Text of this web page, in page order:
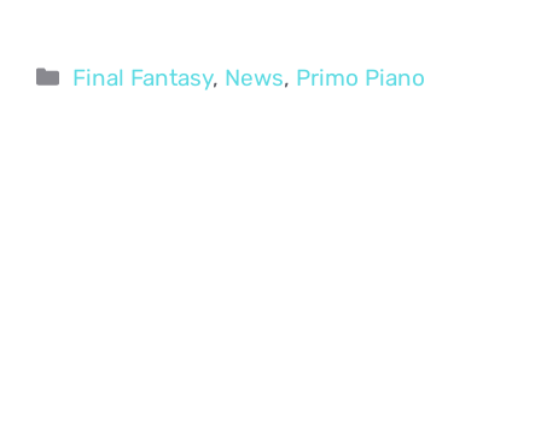
Categorie
Final Fantasy, News, Primo Piano